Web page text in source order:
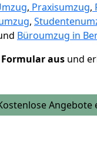
, Praxisumzug,
,
Büroumzug in
aus und
Angebote